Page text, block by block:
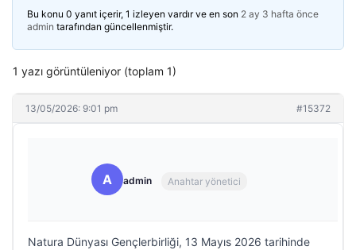
Bu konu 0 yanıt içerir, 1 izleyen vardır ve en son 2 ay 3 hafta önce
admin tarafından güncellenmiştir.
1 yazı görüntüleniyor (toplam 1)
13/05/2026: 9:01 pm #15372
A admin Anahtar yönetici
Natura Dünyası Gençlerbirliği, 13 Mayıs 2026 tarihinde